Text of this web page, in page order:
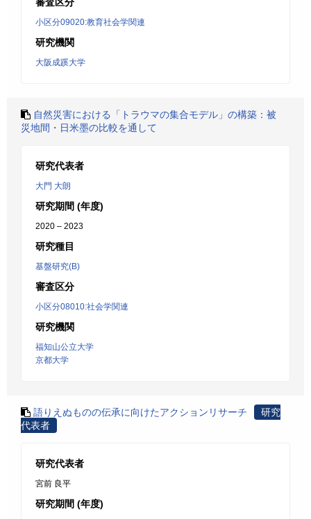
小区分09020:教育社会学関連
研究機関
大阪成蹊大学
自然災害における「トラウマの集合モデル」の構築：被
災地間・日米墨の比較を通して
研究代表者
大門 大朗
研究期間 (年度)
2020 – 2023
研究種目
基盤研究(B)
審査区分
小区分08010:社会学関連
研究機関
福知山公立大学
京都大学
語りえぬものの伝承に向けたアクションリサーチ
研究
代表者
研究代表者
宮前 良平
研究期間 (年度)